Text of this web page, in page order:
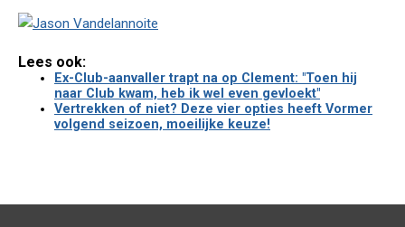
Lees ook:
Ex-Club-aanvaller trapt na op Clement: "Toen hij
naar Club kwam, heb ik wel even gevloekt"
Vertrekken of niet? Deze vier opties heeft Vormer
volgend seizoen, moeilijke keuze!